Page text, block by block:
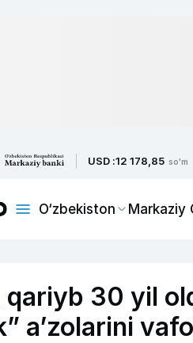
USD :12 178,85 so'm
O‘zbekiston Markaziy
qariyb 30 yil
a’zolarini